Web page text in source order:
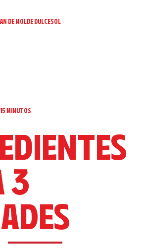
DE MOLDE DULCESOL
15 MINUTOS
3